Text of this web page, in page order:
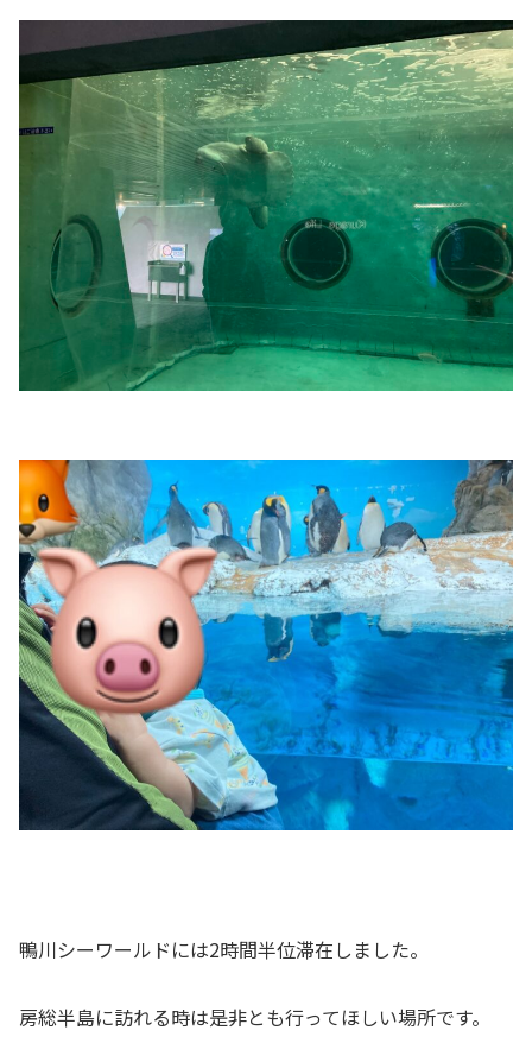
鴨川シーワールドには2時間半位滞在しました。
房総半島に訪れる時は是非とも行ってほしい場所です。